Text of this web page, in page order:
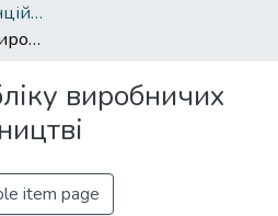
Матеріали конференцій (ОЕА)
Особливості обліку виробничих процесів у рибництві
виробничих
item page